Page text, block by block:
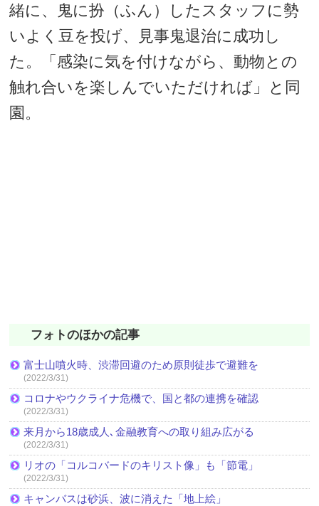
緒に、鬼に扮（ふん）したスタッフに勢
いよく豆を投げ、見事鬼退治に成功し
た。「感染に気を付けながら、動物との
触れ合いを楽しんでいただければ」と同
園。
フォトのほかの記事
富士山噴火時、渋滞回避のため原則徒歩で避難を
(2022/3/31)
コロナやウクライナ危機で、国と都の連携を確認
(2022/3/31)
来月から18歳成人､金融教育への取り組み広がる
(2022/3/31)
リオの「コルコバードのキリスト像」も「節電」
(2022/3/31)
キャンバスは砂浜、波に消えた「地上絵」